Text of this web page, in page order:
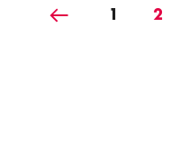
Vorige 1 2